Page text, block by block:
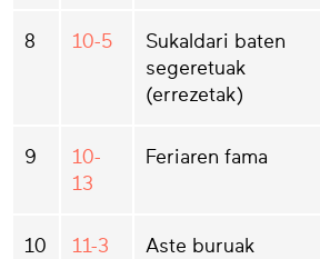
8 10-5
Sukaldari baten
segeretuak
(errezetak)
9
10-
13
Feriaren fama
10 11-3
Aste buruak